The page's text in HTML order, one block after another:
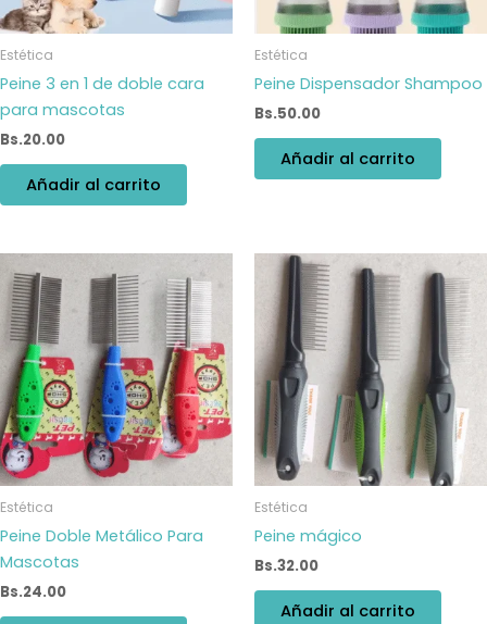
Estética
Peine 3 en 1 de doble cara
para mascotas
Bs.20.00
Añadir al carrito
Estética
Peine Dispensador Shampoo
Bs.50.00
Añadir al carrito
Estética
Peine Doble Metálico Para
Mascotas
Bs.24.00
Estética
Peine mágico
Bs.32.00
Añadir al carrito